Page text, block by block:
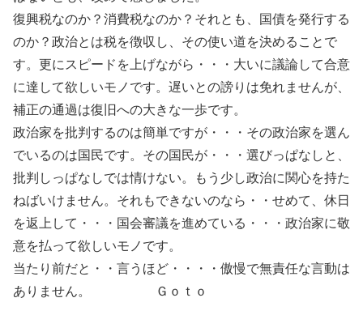
復興税なのか？消費税なのか？それとも、国債を発行する
のか？政治とは税を徴収し、その使い道を決めることで
す。更にスピードを上げながら・・・大いに議論して合意
に達して欲しいモノです。遅いとの謗りは免れませんが、
補正の通過は復旧への大きな一歩です。
政治家を批判するのは簡単ですが・・・その政治家を選ん
でいるのは国民です。その国民が・・・選びっぱなしと、
批判しっぱなしでは情けない。もう少し政治に関心を持た
ねばいけません。それもできないのなら・・せめて、休日
を返上して・・・国会審議を進めている・・・政治家に敬
意を払って欲しいモノです。
当たり前だと・・言うほど・・・・傲慢で無責任な言動は
ありません。 Ｇｏｔｏ